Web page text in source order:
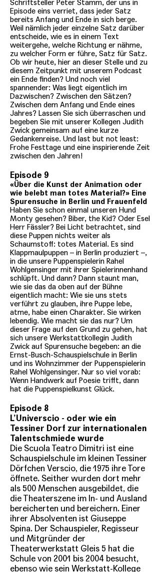
Schriftsteller Peter Stamm, der uns in
Episode eins verriet, dass jeder Satz
bereits Anfang und Ende in sich berge.
Weil nämlich jeder einzelne Satz darüber
entscheide, wie es in einem Text
weitergehe, welche Richtung er nähme,
zu welcher Form er führe, Satz für Satz.
Ob wir heute, hier an dieser Stelle und zu
diesem Zeitpunkt mit unserem Podcast
ein Ende finden? Und noch viel
spannender: Was liegt eigentlich im
Dazwischen? Zwischen den Sätzen?
Zwischen dem Anfang und Ende eines
Jahres? Lassen Sie sich überraschen und
begeben Sie mit unserer Kollegen Judith
Zwick gemeinsam auf eine kurze
Gedankenreise. Und last but not least:
Frohe Festtage und eine inspirierende Zeit
zwischen den Jahren!
Episode 9
«Über die Kunst der Animation oder
wie belebt man totes Material?» Eine
Spurensuche in Berlin und Frauenfeld
Haben Sie schon einmal unseren Hund
Monty gesehen? Biber, the Kid? Oder Esel
Herr Fässler? Bei Licht betrachtet, sind
diese Puppen nichts weiter als
Schaumstoff: totes Material. Es sind
Klappmaulpuppen – in Berlin produziert –,
in die unsere Puppenspielerin Rahel
Wohlgensinger mit ihrer Spielerinnenhand
schlüpft. Und dann? Dann staunt man,
wie sie das da oben auf der Bühne
eigentlich macht: Wie sie uns stets
verführt zu glauben, ihre Puppe lebe,
atme, habe einen Charakter. Sie wirken
lebendig. Wie macht sie das nur? Um
dieser Frage auf den Grund zu gehen, hat
sich unsere Werkstattkollegin Judith
Zwick auf Spurensuche begeben: an die
Ernst-Busch-Schauspielschule in Berlin
und ins Wohnzimmer der Puppenspielerin
Rahel Wohlgensinger. Nur so viel vorab:
Wenn Handwerk auf Poesie trifft, dann
hat die Puppenspielkunst Glück.
Episode 8
L’Universcio - oder wie ein
Tessiner Dorf zur internationalen
Talentschmiede wurde
Die Scuola Teatro Dimitri ist eine
Schauspielschule im kleinen Tessiner
Dörfchen Verscio, die 1975 ihre Tore
öffnete. Seither wurden dort mehr
als 500 Menschen ausgebildet, die
die Theaterszene im In- und Ausland
bereicherten und bereichern. Einer
ihrer Absolventen ist Giuseppe
Spina. Der Schauspieler, Regisseur
und Mitgründer der
Theaterwerkstatt Gleis 5 hat die
Schule von 2001 bis 2004 besucht,
ebenso wie sein Werkstatt-Kollege